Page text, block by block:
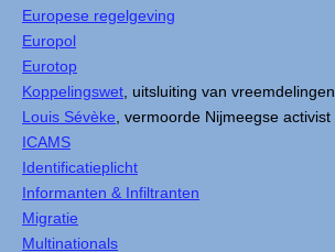
Europese regelgeving
Europol
Eurotop
Koppelingswet , uitsluiting van vreemdelingen
Louis Sévèke , vermoorde Nijmeegse activist
ICAMS
Identificatieplicht
Informanten & Infiltranten
Migratie
Multinationals